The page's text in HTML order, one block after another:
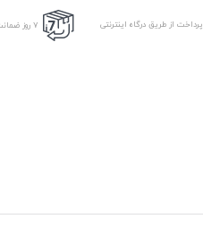
پرداخت از طریق درگاه اینترنتی 7 روز ضمانت بازگشت